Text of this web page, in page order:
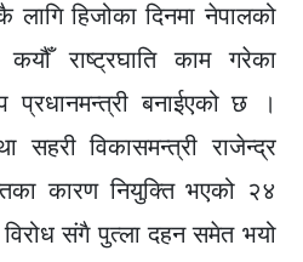
लागि हिजोका दिनमा नेपालको
राष्ट्रघाति काम गरेका
प्रधानमन्त्री बनाईएको छ ।
सहरी विकासमन्त्री राजेन्द्र
कारण नियुक्ति भएको २४
संगै पुत्ला दहन समेत भयो